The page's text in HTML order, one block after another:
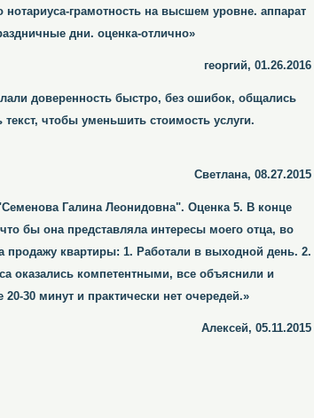
грамотность на высшем уровне. аппарат
дни. оценка-отлично»
георгий, 01.26.2016
доверенность быстро, без ошибок, общались
чтобы уменьшить стоимость услуги.
Светлана, 08.27.2015
Галина Леонидовна". Оценка 5. В конце
бы она представляла интересы моего отца, во
квартиры: 1. Работали в выходной день. 2.
оказались компетентными, все объяснили и
30 минут и практически нет очередей.»
Алексей, 05.11.2015